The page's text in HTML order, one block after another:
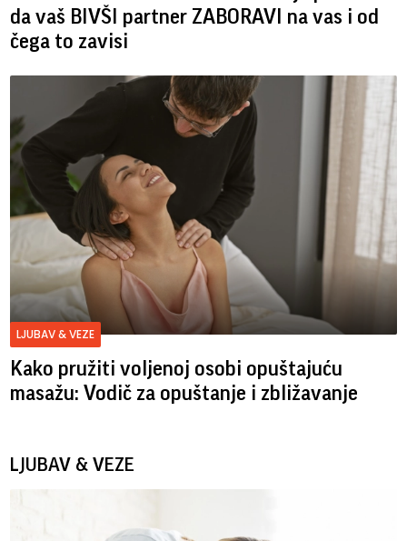
da vaš BIVŠI partner ZABORAVI na vas i od
čega to zavisi
LJUBAV & VEZE
Kako pružiti voljenoj osobi opuštajuću
masažu: Vodič za opuštanje i zbližavanje
LJUBAV & VEZE